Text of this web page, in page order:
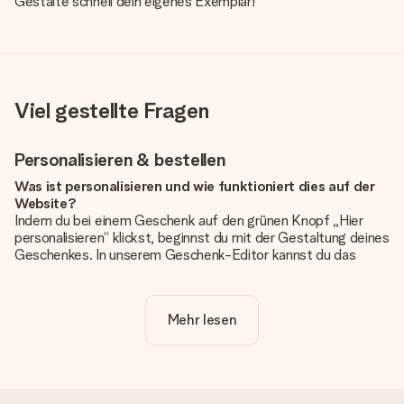
Viel gestellte Fragen
Personalisieren & bestellen
Was ist personalisieren und wie funktioniert dies auf der
Website?
Indem du bei einem Geschenk auf den grünen Knopf „Hier
personalisieren“ klickst, beginnst du mit der Gestaltung deines
Geschenkes. In unserem Geschenk-Editor kannst du das
noch eines unserer angebotenen Designs, um deinem
Geschenk die perfekte Ausstrahlung zu verleihen.
Mehr lesen